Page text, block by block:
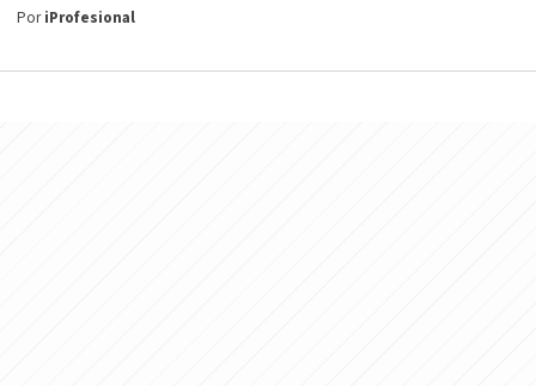
PoriProfesional